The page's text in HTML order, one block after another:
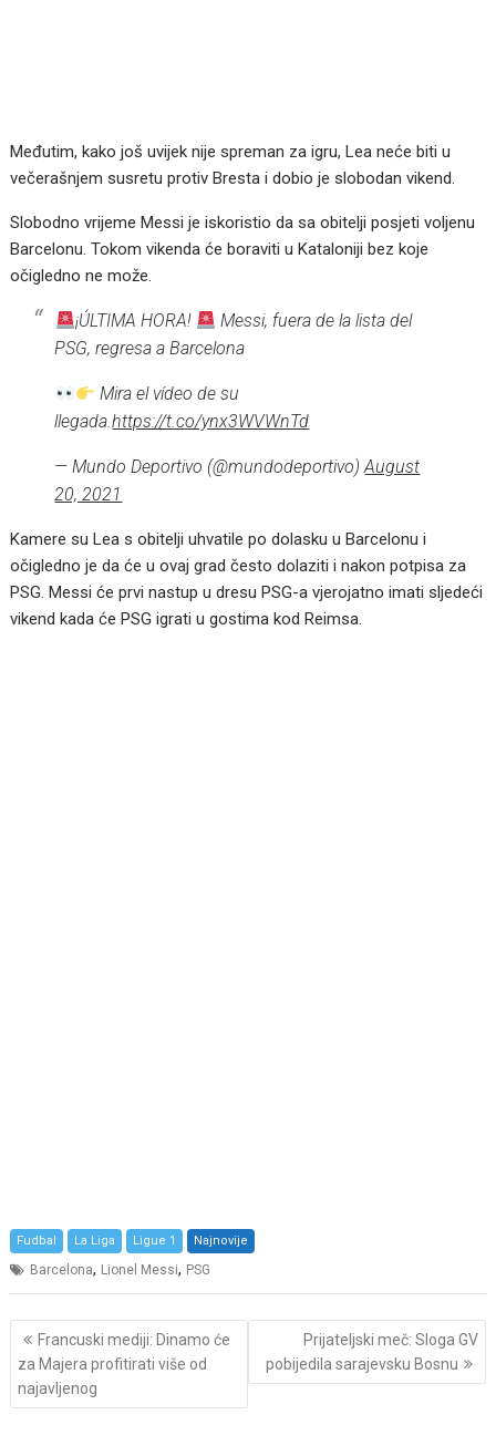
Međutim, kako još uvijek nije spreman za igru, Lea neće biti u
večerašnjem susretu protiv Bresta i dobio je slobodan vikend.
Slobodno vrijeme Messi je iskoristio da sa obitelji posjeti voljenu
Barcelonu. Tokom vikenda će boraviti u Kataloniji bez koje
očigledno ne može.
¡ÚLTIMA HORA!
Messi, fuera de la lista del
PSG, regresa a Barcelona
Mira el vídeo de su
llegada.https://t.co/ynx3WVWnTd
— Mundo Deportivo (@mundodeportivo)August
20, 2021
Kamere su Lea s obitelji uhvatile po dolasku u Barcelonu i
očigledno je da će u ovaj grad često dolaziti i nakon potpisa za
PSG. Messi će prvi nastup u dresu PSG-a vjerojatno imati sljedeći
vikend kada će PSG igrati u gostima kod Reimsa.
Fudbal La Liga Ligue 1 Najnovije
Barcelona, Lionel Messi, PSG
Post
navigation
Francuski mediji: Dinamo će
za Majera profitirati više od
najavljenog
Prijateljski meč: Sloga GV
pobijedila sarajevsku Bosnu